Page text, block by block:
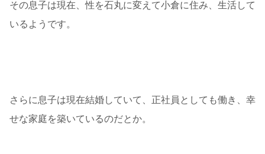
その息子は現在、性を石丸に変えて小倉に住み、生活して
いるようです。
さらに息子は現在結婚していて、正社員としても働き、幸
せな家庭を築いているのだとか。